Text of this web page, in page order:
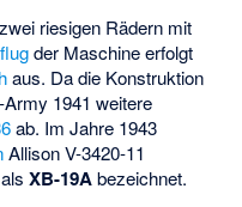
riesigen Rädern mit
der Maschine erfolgt
aus. Da die Konstruktion
1941 weitere
ab. Im Jahre 1943
Allison V-3420-11
alsXB-19Abezeichnet.